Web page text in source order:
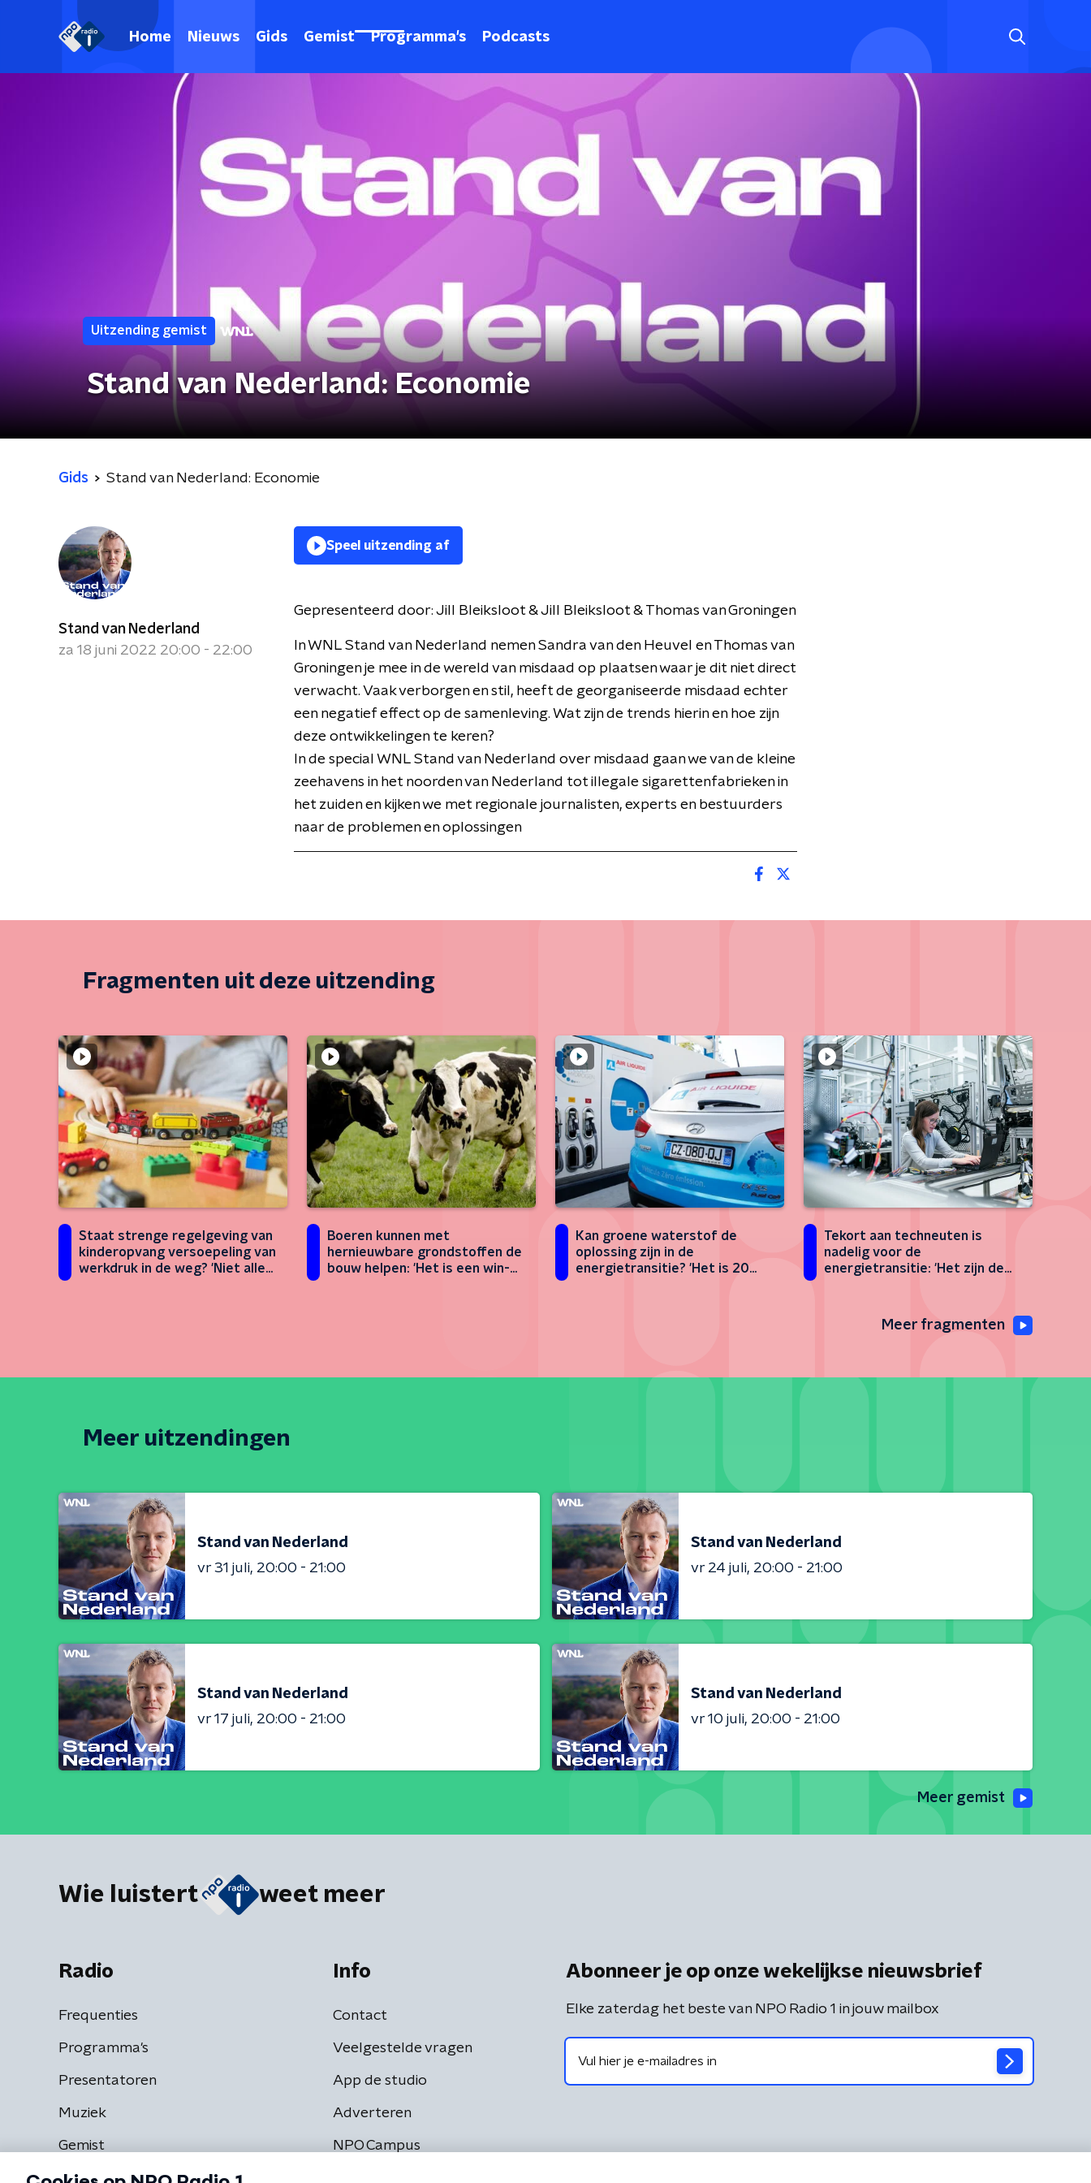
Home Nieuws Gids Gemist Programma's Podcasts
Uitzending gemist
Stand van Nederland: Economie
Gids Stand van Nederland: Economie
Stand van Nederland
za 18 juni 2022 20:00 - 22:00
Speel uitzending af
Gepresenteerd door: Jill Bleiksloot & Jill Bleiksloot & Thomas van Groningen
In WNL Stand van Nederland nemen Sandra van den Heuvel en Thomas van
Groningen je mee in de wereld van misdaad op plaatsen waar je dit niet direct
verwacht. Vaak verborgen en stil, heeft de georganiseerde misdaad echter
een negatief effect op de samenleving. Wat zijn de trends hierin en hoe zijn
deze ontwikkelingen te keren?
In de special WNL Stand van Nederland over misdaad gaan we van de kleine
zeehavens in het noorden van Nederland tot illegale sigarettenfabrieken in
het zuiden en kijken we met regionale journalisten, experts en bestuurders
naar de problemen en oplossingen
Fragmenten uit deze uitzending
Staat strenge regelgeving van
kinderopvang versoepeling van
werkdruk in de weg? 'Niet alle
Boeren kunnen met
hernieuwbare grondstoffen de
bouw helpen: 'Het is een win-
Kan groene waterstof de
oplossing zijn in de
energietransitie? 'Het is 20
Tekort aan techneuten is
nadelig voor de
energietransitie: 'Het zijn de
Meer fragmenten
Meer uitzendingen
Stand van Nederland
vr 31 juli 20:00 - 21:00
Stand van Nederland
vr 24 juli 20:00 - 21:00
Stand van Nederland
vr 17 juli 20:00 - 21:00
Stand van Nederland
vr 10 juli 20:00 - 21:00
Meer gemist
Wie luistert weet meer
Radio
Frequenties
Programma's
Presentatoren
Muziek
Gemist
Info
Contact
Veelgestelde vragen
App de studio
Adverteren
NPO Campus
Abonneer je op onze wekelijkse nieuwsbrief
Elke zaterdag het beste van NPO Radio 1 in jouw mailbox